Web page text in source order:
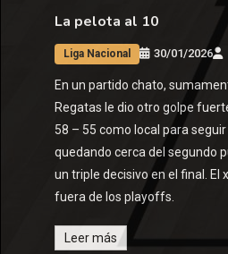
La pelota al 10
Liga Nacional 30/01/2026
En un partido chato,
Regatas le dio otro golpe
58 – 55 como local para
quedando cerca del segundo
un triple decisivo en el final. El
fuera de los playoffs.
Leer más